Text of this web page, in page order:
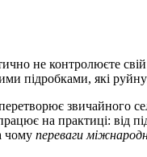
не контролюєте свій
підробками, які
звичайного
на практиці: від
чому переваги